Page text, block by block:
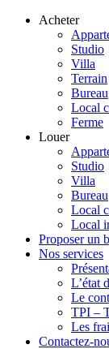
Acheter
Studio
Villa
Terrain
Bureau
Local
Ferme
Louer
Studio
Villa
Bureau
Local
Local
Proposer un
Nos services
L’état
Le
TPI –
Les
Contactez-